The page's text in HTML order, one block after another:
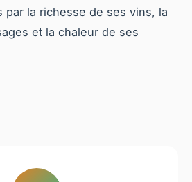
par la richesse de ses vins, la
et la chaleur de ses